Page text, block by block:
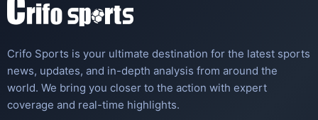
Crifo Sports is your ultimate destination for the latest sports
news, updates, and in-depth analysis from around the
world. We bring you closer to the action with expert
coverage and real-time highlights.